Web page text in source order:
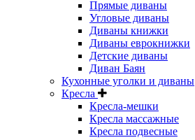
Прямые диваны
Угловые диваны
Диваны книжки
Диваны еврокнижки
Детские диваны
Диван Баян
Кухонные уголки и диваны
Кресла
Кресла-мешки
Кресла массажные
Кресла подвесные